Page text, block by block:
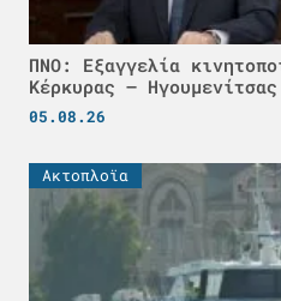
ΠΝΟ: Εξαγγελία
Κέρκυρας – Ηγουμενίτσας
05.08.26
Ακτοπλοϊα